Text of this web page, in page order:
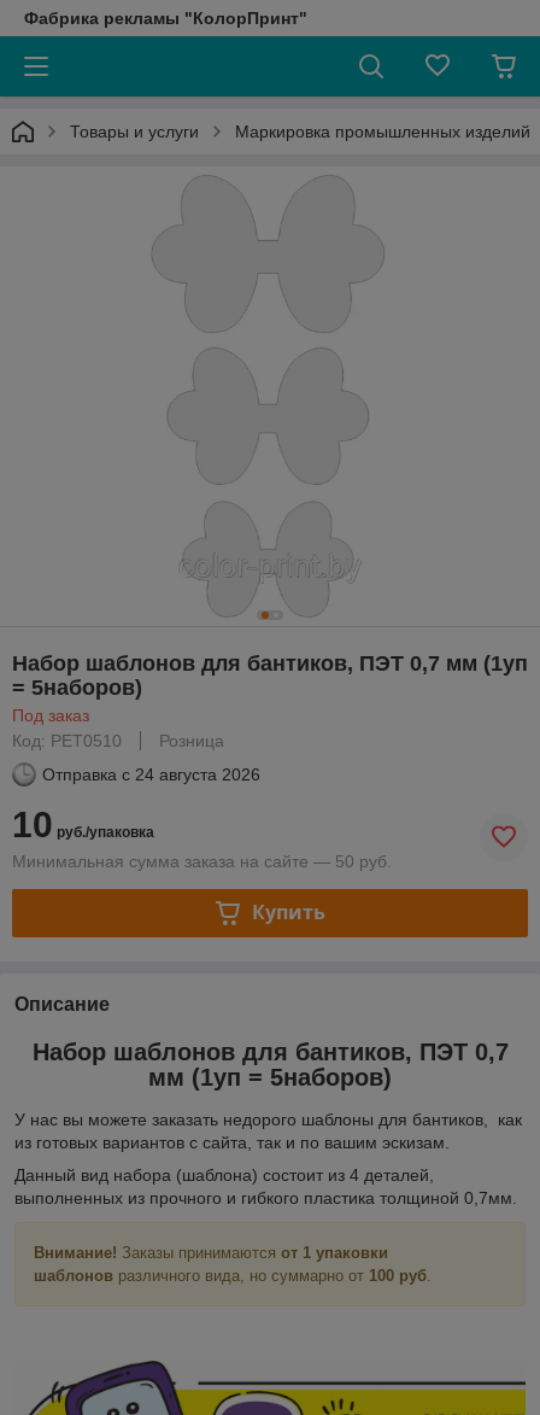
Фабрика рекламы "КолорПринт"
Товары и услуги Маркировка промышленных изделий
Набор шаблонов для бантиков, ПЭТ 0,7 мм (1уп
= 5наборов)
Под заказ
Код: PET0510
Розница
Отправка с 24 августа 2026
10 руб./упаковка
Минимальная сумма заказа на сайте — 50 руб.
Купить
Описание
Набор шаблонов для бантиков, ПЭТ 0,7
мм (1уп = 5наборов)
У нас вы можете заказать недорого шаблоны для бантиков, как
из готовых вариантов с сайта, так и по вашим эскизам.
Данный вид набора (шаблона) состоит из 4 деталей,
выполненных из прочного и гибкого пластика толщиной 0,7мм.
Внимание! Заказы принимаются от 1 упаковки
шаблонов различного вида, но суммарно от 100 руб.